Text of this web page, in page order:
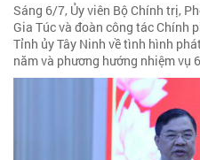
Sáng 6/7, Ủy viên Bộ Chính trị,
Gia Túc và đoàn công tác Chính
Tỉnh ủy Tây Ninh về tình hình
năm và phương hướng nhiệm vụ